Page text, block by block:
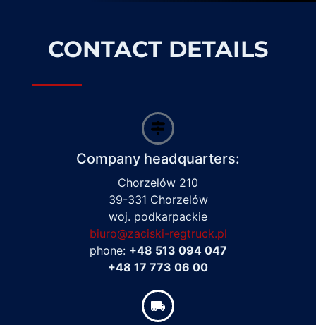
CONTACT DETAILS
Company headquarters:
Chorzelów 210
39-331 Chorzelów
woj. podkarpackie
biuro@zaciski-regtruck.pl
phone: +48 513 094 047
+48 17 773 06 00